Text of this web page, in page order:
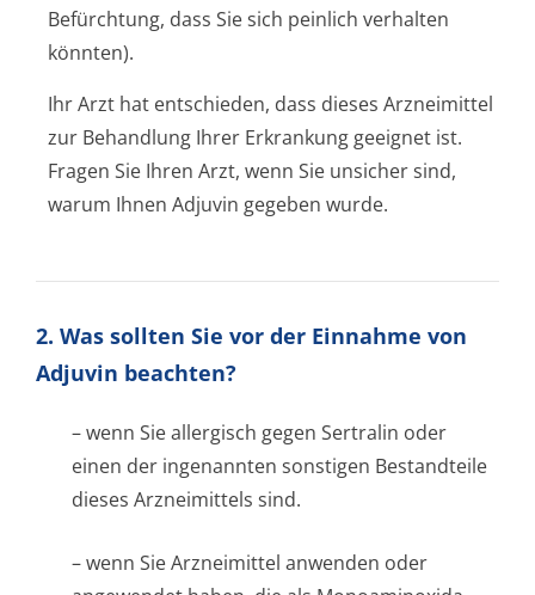
Befürchtung, dass Sie sich peinlich verhalten
könnten).
Ihr Arzt hat entschieden, dass dieses Arzneimittel
zur Behandlung Ihrer Erkrankung geeignet ist.
Fragen Sie Ihren Arzt, wenn Sie unsicher sind,
warum Ihnen Adjuvin gegeben wurde.
2. Was sollten Sie vor der Einnahme von
Adjuvin beachten?
– wenn Sie allergisch gegen Sertralin oder
einen der ingenannten sonstigen Bestandteile
dieses Arzneimittels sind.
– wenn Sie Arzneimittel anwenden oder